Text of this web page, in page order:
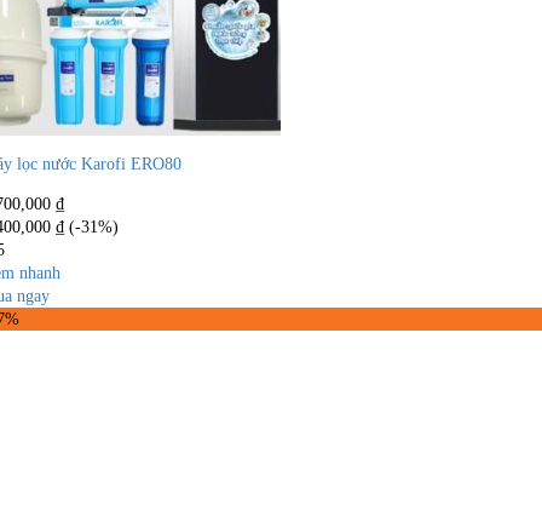
lọc nước Karofi ERO80
₫
₫ (-31%)
nhanh
ngay